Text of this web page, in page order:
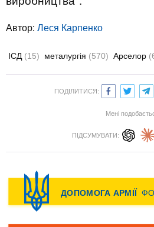
Автор: Леся Карпенко
ІСД (15) металургія (570) Арселор
ПОДІЛИТИСЯ:
Мені
ПІДСУМУВАТИ: